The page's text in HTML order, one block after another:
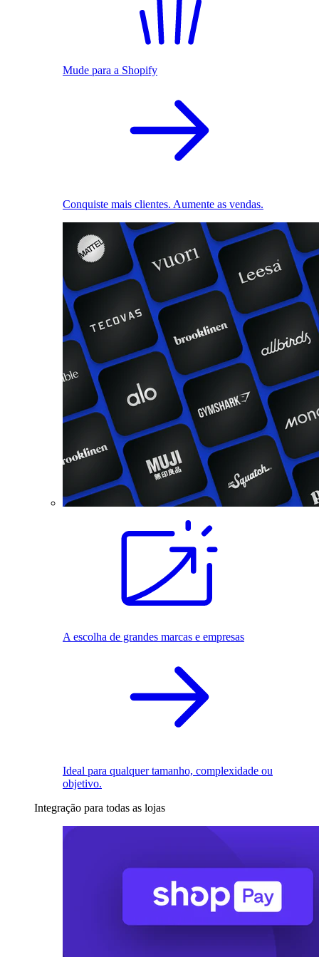
Mude para a Shopify
Conquiste mais clientes. Aumente as vendas.
A escolha de grandes marcas e empresas
Ideal para qualquer tamanho, complexidade ou
objetivo.
Integração para todas as lojas